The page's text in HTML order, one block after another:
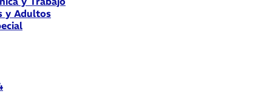
y Adultos